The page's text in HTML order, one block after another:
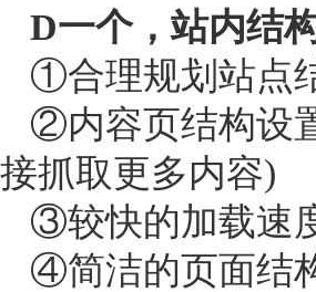
D一个，站内结
①合理规划站点
②内容页结构设
接抓取更多内容)
③较快的加载速
④简洁的页面结